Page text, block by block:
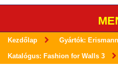
Kezdőlap Gyártók: Erismann
Katalógus: Fashion for Walls 3